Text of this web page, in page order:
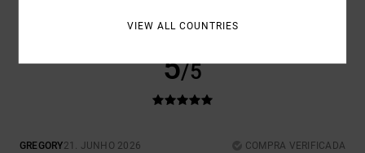
5/5
GREGORY21. JUNHO 2026
COMPRA VERIFICADA
VIEW ALL COUNTRIES